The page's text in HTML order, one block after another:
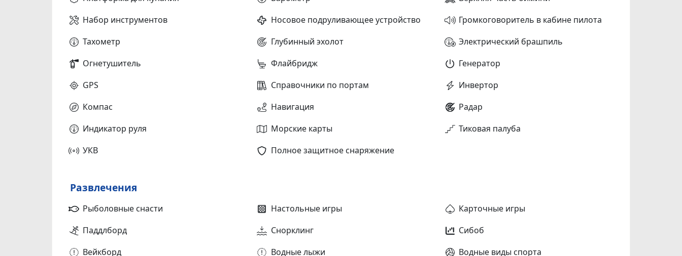
Набор инструментов
Носовое подруливающее устройство
Громкоговоритель в кабине пилота
Тахометр
Глубинный эхолот
Электрический брашпиль
Огнетушитель
Флайбридж
Генератор
GPS
Справочники по портам
Инвертор
Компас
Навигация
Радар
Индикатор руля
Морские карты
Тиковая палуба
УКВ
Полное защитное снаряжение
Развлечения
Рыболовные снасти Настольные игры
Карточные игры
Паддлборд
Снорклинг
Сибоб
Вейкборд
Водные лыжи Водные виды спорта